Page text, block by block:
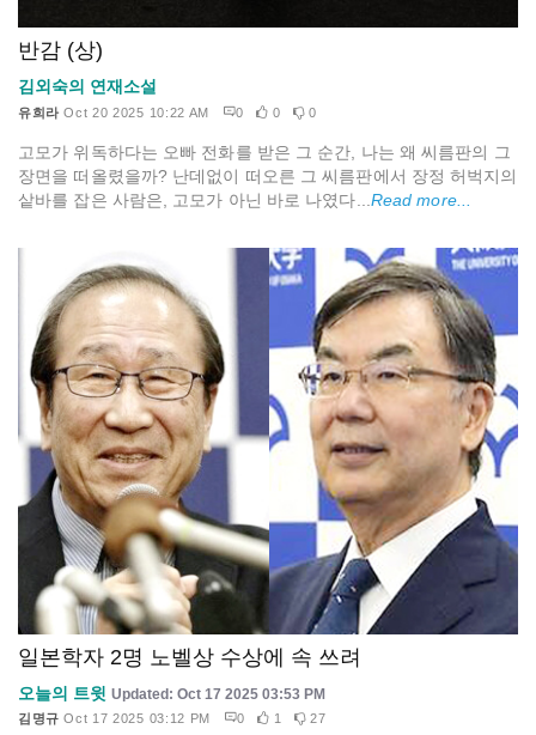
반감 (상)
김외숙의 연재소설
유희라 Oct 20 2025 10:22 AM 0 0 0
고모가 위독하다는 오빠 전화를 받은 그 순간, 나는 왜 씨름판의 그
장면을 떠올렸을까? 난데없이 떠오른 그 씨름판에서 장정 허벅지의
샅바를 잡은 사람은, 고모가 아닌 바로 나였다... Read more...
일본학자 2명 노벨상 수상에 속 쓰려
오늘의 트윗 Updated: Oct 17 2025 03:53 PM
김명규 Oct 17 2025 03:12 PM 0 1 27